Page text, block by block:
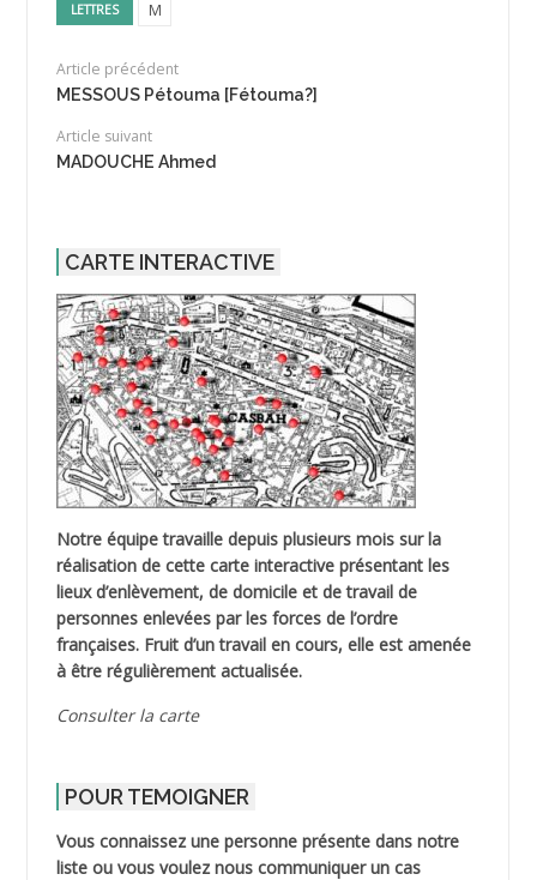
LETTRES M
Article précédent
MESSOUS Pétouma [Fétouma?]
Article suivant
MADOUCHE Ahmed
CARTE INTERACTIVE
Notre équipe travaille depuis plusieurs mois sur la
réalisation de cette carte interactive présentant les
lieux d’enlèvement, de domicile et de travail de
personnes enlevées par les forces de l’ordre
françaises. Fruit d’un travail en cours, elle est amenée
à être régulièrement actualisée.
Consulter la carte
POUR TEMOIGNER
Vous connaissez une personne présente dans notre
liste ou vous voulez nous communiquer un cas